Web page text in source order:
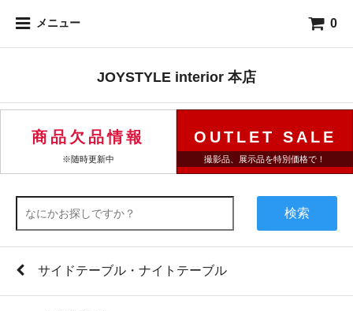
メニュー 0
JOYSTYLE interior 本店
商品欠品情報
※随時更新中
OUTLET SALE
撮影品、展示品を特別価格で！
検索
サイドテーブル・ナイトテーブル